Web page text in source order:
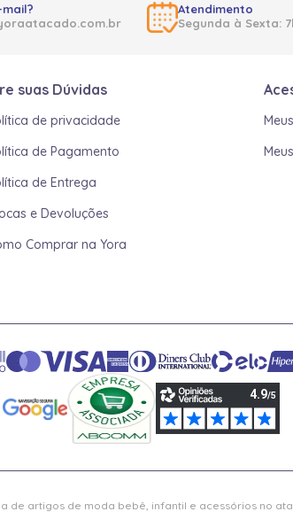
Atendimento
Segunda à Sexta:
suas Dúvidas
de privacidade
de Pagamento
de Entrega
e Devoluções
Comprar na Yora
de artigos de moda bebê, infantil e acessórios no